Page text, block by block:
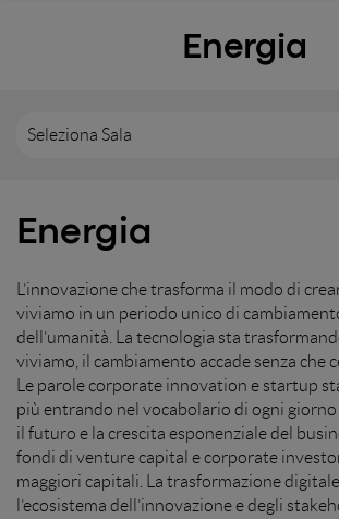
Energia
Seleziona Sala
Energia
L’innovazione che trasforma il modo di
viviamo in un periodo unico di
dell’umanità. La tecnologia sta
viviamo, il cambiamento accade senza che
Le parole corporate innovation e startup
più entrando nel vocabolario di ogni
il futuro e la crescita esponenziale del
fondi di venture capital e corporate
maggiori capitali. La trasformazione
l’ecosistema dell’innovazione e degli